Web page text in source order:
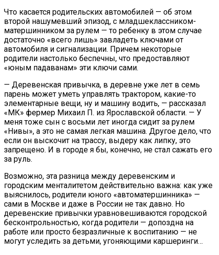
Что касается родительских автомобилей — об этом
второй нашумевший эпизод, с младшеклассником-
матершинником за рулем — то ребенку в этом случае
достаточно «всего лишь» завладеть ключами от
автомобиля и сигнализации. Причем некоторые
родители настолько беспечны, что предоставляют
«юным падаванам» эти ключи сами.
— Деревенская привычка, в деревне уже лет в семь
парень может уметь управлять трактором, какие-то
элементарные вещи, ну и машину водить, — рассказал
«МК» фермер Михаил П. из Ярославской области. — У
меня тоже сын с восьми лет иногда сидит за рулем
«Нивы», а это не самая легкая машина. Другое дело, что
если он выскочит на трассу, выдеру как липку, это
запрещено. И в городе я бы, конечно, не стал сажать его
за руль.
Возможно, эта разница между деревенским и
городским менталитетом действительно важна: как уже
выяснилось, родители юного «автоматершинника» —
сами в Москве и даже в России не так давно. Но
деревенские привычки уравновешиваются городской
бесконтрольностью, когда родители — допоздна на
работе или просто безразличные к воспитанию — не
могут уследить за детьми, угоняющими каршеринги…